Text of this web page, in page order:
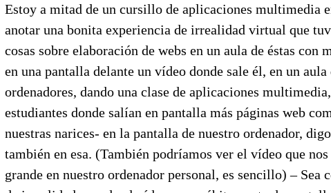
Estoy a mitad de un cursillo de aplicaciones multimedia
anotar una bonita experiencia de irrealidad virtual que
cosas sobre elaboración de webs en un aula de éstas con
en una pantalla delante un vídeo donde sale él, en un aula
ordenadores, dando una clase de aplicaciones
estudiantes donde salían en pantalla más páginas web
nuestras narices- en la pantalla de nuestro ordenador,
también en esa. (También podríamos ver el vídeo que
grande en nuestro ordenador personal, es sencillo) – Sea